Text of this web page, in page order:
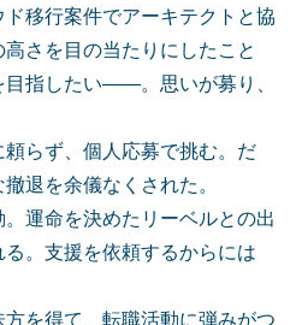
移行案件でアーキテクトと協
さを目の当たりにしたこと
指したい――。思いが募り、
らず、個人応募で挑む。だ
退を余儀なくされた。
運命を決めたリーベルとの出
。支援を依頼するからには
を得て、転職活動に弾みがつ